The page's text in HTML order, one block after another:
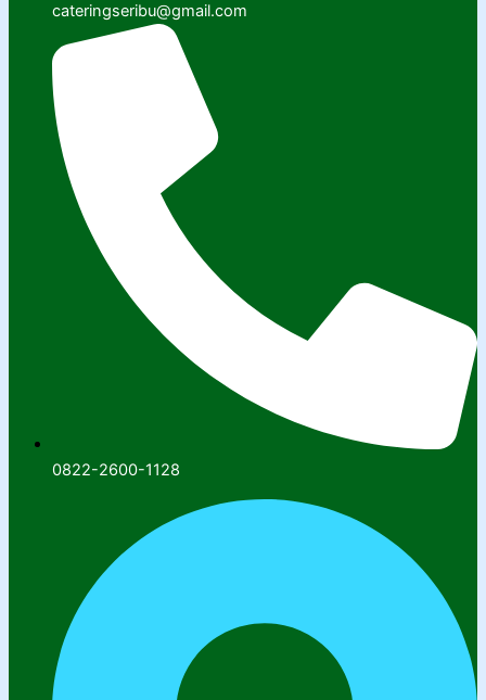
cateringseribu@gmail.com
0822-2600-1128